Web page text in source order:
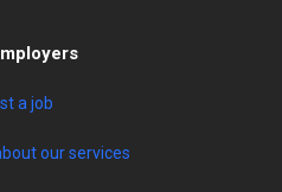
a job
our services